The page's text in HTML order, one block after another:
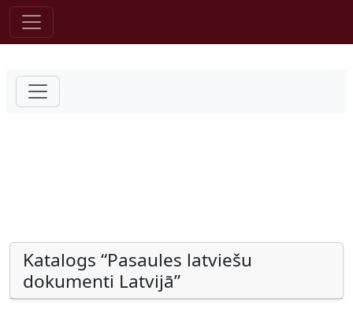
Pāriet uz saturu
Katalogs “Pasaules latviešu
dokumenti Latvijā”